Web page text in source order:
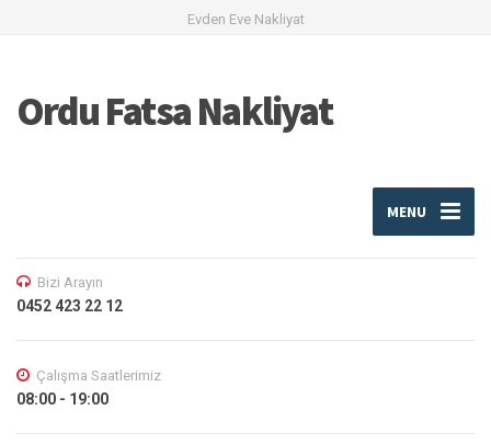
Evden Eve Nakliyat
Ordu Fatsa Nakliyat
MENU
Bizi Arayın
0452 423 22 12
Çalışma Saatlerimiz
08:00 - 19:00